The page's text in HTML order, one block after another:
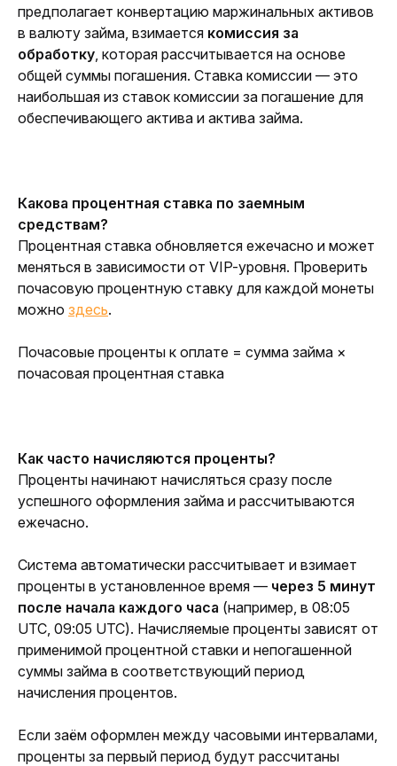
предполагает конвертацию маржинальных активов
в валюту займа, взимается комиссия за
обработку, которая рассчитывается на основе
общей суммы погашения. Ставка комиссии — это
наибольшая из ставок комиссии за погашение для
обеспечивающего актива и актива займа.
Какова процентная ставка по заемным
средствам?
Процентная ставка обновляется ежечасно и может
меняться в зависимости от VIP-уровня. Проверить
почасовую процентную ставку для каждой монеты
можно здесь.
Почасовые проценты к оплате = сумма займа ×
почасовая процентная ставка
Как часто начисляются проценты?
Проценты начинают начисляться сразу после
успешного оформления займа и рассчитываются
ежечасно.
Система автоматически рассчитывает и взимает
проценты в установленное время — через 5 минут
после начала каждого часа (например, в 08:05
UTC, 09:05 UTC). Начисляемые проценты зависят от
применимой процентной ставки и непогашенной
суммы займа в соответствующий период
начисления процентов.
Если заём оформлен между часовыми интервалами,
проценты за первый период будут рассчитаны